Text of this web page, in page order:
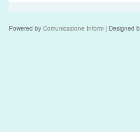
Powered by Comunicazione Inform | Designed